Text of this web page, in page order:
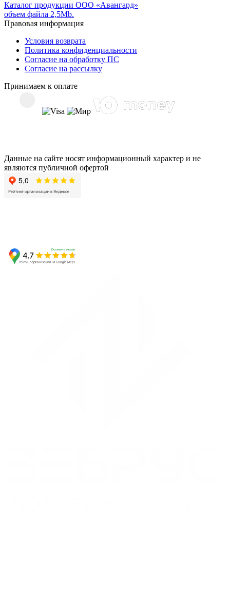
Каталог продукции ООО «Авангард»
объем файла 2,5Mb.
Правовая информация
Условия возврата
Политика конфиденциальности
Согласие на обработку ПС
Согласие на рассылку
Принимаем к оплате
Данные на сайте носят информационный характер и не
являются публичной офертой